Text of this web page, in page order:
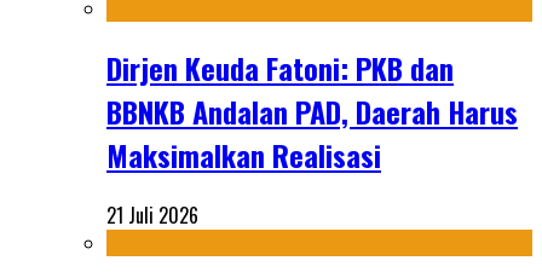
Dirjen Keuda Fatoni: PKB dan
BBNKB Andalan PAD, Daerah Harus
Maksimalkan Realisasi
21 Juli 2026